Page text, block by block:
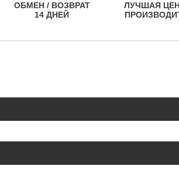
ОБМЕН / ВОЗВРАТ
14 ДНЕЙ
ЛУЧШАЯ